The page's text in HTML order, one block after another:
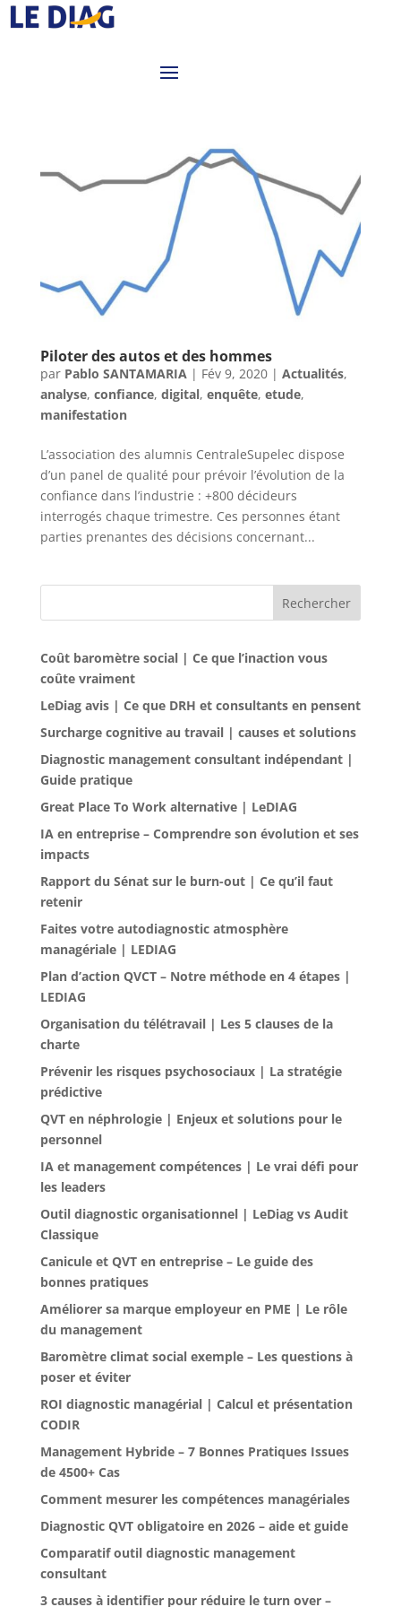
Piloter des autos et des hommes
par Pablo SANTAMARIA| Fév 9, 2020| Actualités,
analyse, confiance, digital, enquête, etude,
manifestation
L’association des alumnis CentraleSupelec dispose
d’un panel de qualité pour prévoir l’évolution de la
confiance dans l’industrie : +800 décideurs
interrogés chaque trimestre. Ces personnes étant
parties prenantes des décisions concernant...
Rechercher
Coût baromètre social | Ce que l’inaction vous
coûte vraiment
LeDiag avis | Ce que DRH et consultants en pensent
Surcharge cognitive au travail | causes et solutions
Diagnostic management consultant indépendant |
Guide pratique
Great Place To Work alternative | LeDIAG
IA en entreprise – Comprendre son évolution et ses
impacts
Rapport du Sénat sur le burn-out | Ce qu’il faut
retenir
Faites votre autodiagnostic atmosphère
managériale | LEDIAG
Plan d’action QVCT – Notre méthode en 4 étapes |
LEDIAG
Organisation du télétravail | Les 5 clauses de la
charte
Prévenir les risques psychosociaux | La stratégie
prédictive
QVT en néphrologie | Enjeux et solutions pour le
personnel
IA et management compétences | Le vrai défi pour
les leaders
Outil diagnostic organisationnel | LeDiag vs Audit
Classique
Canicule et QVT en entreprise – Le guide des
bonnes pratiques
Améliorer sa marque employeur en PME | Le rôle
du management
Baromètre climat social exemple – Les questions à
poser et éviter
ROI diagnostic managérial | Calcul et présentation
CODIR
Management Hybride – 7 Bonnes Pratiques Issues
de 4500+ Cas
Comment mesurer les compétences managériales
Diagnostic QVT obligatoire en 2026 – aide et guide
Comparatif outil diagnostic management
consultant
3 causes à identifier pour réduire le turn over –